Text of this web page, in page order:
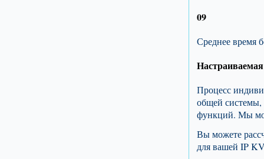
09
Среднее время
Процесс
общей системы,
функций. Мы
Вы можете
для вашей IP